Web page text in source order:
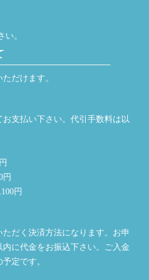
。
だけます。
支払い下さい。代引手数料は以
円
円
だく決済方法になります。お申
に代金をお振込下さい。ご入金
定です。